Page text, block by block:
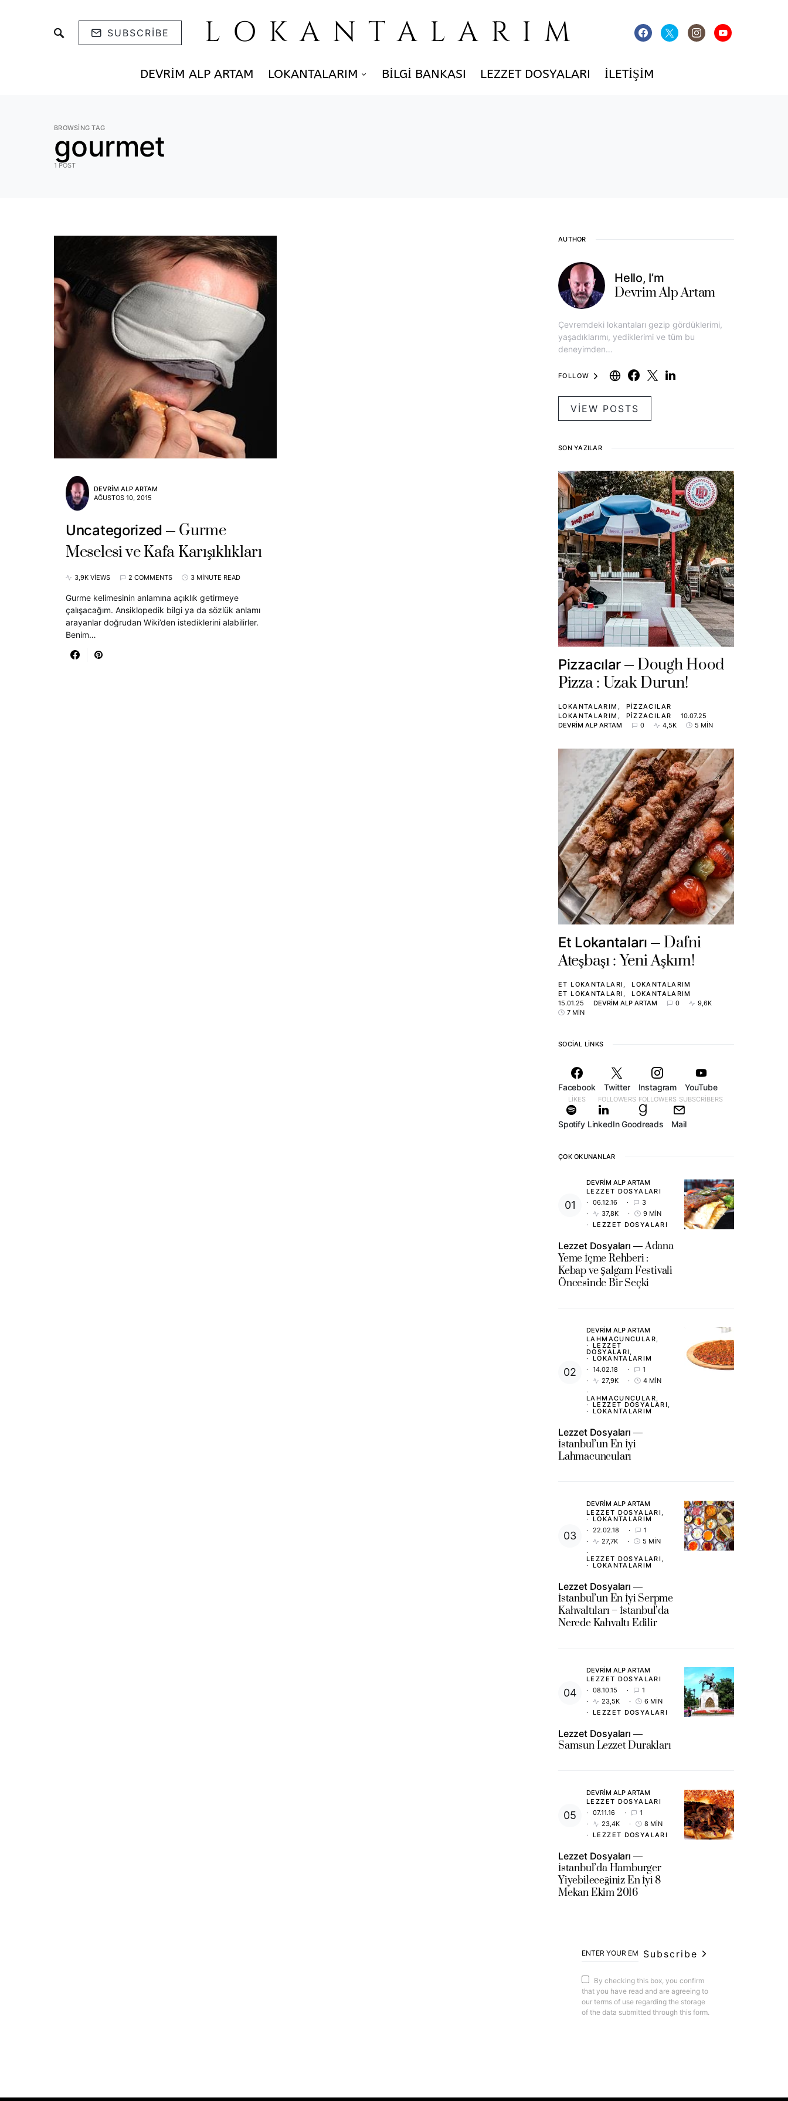
SUBSCRIBE LOKANTALARIM
DEVRIM ALP ARTAM LOKANTALARIM BILGI BANKASI LEZZET DOSYALARI İLETIŞIM
BROWSING TAG
gourmet
1 POST
DEVRIM ALP ARTAM
AĞUSTOS 10, 2015
Uncategorized
Gurme
Meselesi ve Kafa Karışıklıkları
3,9K VIEWS 2 COMMENTS 3 MINUTE READ
Gurme kelimesinin anlamına açıklık getirmeye
çalışacağım. Ansiklopedik bilgi ya da sözlük anlamı
arayanlar doğrudan Wiki’den istediklerini alabilirler.
Benim…
AUTHOR
Hello, I’m
Devrim Alp Artam
Çevremdeki lokantaları gezip gördüklerimi,
yaşadıklarımı, yediklerimi ve tüm bu
deneyimden…
FOLLOW
VIEW POSTS
SON YAZILAR
Pizzacılar
Dough Hood
Pizza : Uzak Durun!
LOKANTALARIM
PIZZACILAR
LOKANTALARIM
PIZZACILAR
10.07.25
DEVRIM ALP ARTAM
0 4,5K 5 MIN
Et Lokantaları
Dafni
Ateşbaşı : Yeni Aşkım!
ET LOKANTALARI
LOKANTALARIM
ET LOKANTALARI
LOKANTALARIM
15.01.25
DEVRIM ALP ARTAM 0
9,6K
7 MIN
SOCIAL LINKS
Facebook
LIKES
Twitter
FOLLOWERS
Instagram
FOLLOWERS
YouTube
SUBSCRIBERS
Spotify LinkedIn Goodreads Mail
ÇOK OKUNANLAR
DEVRIM ALP ARTAM
LEZZET DOSYALARI
06.12.16
3
37,8K
9 MIN
LEZZET DOSYALARI
Lezzet Dosyaları
Adana
Yeme İçme Rehberi :
Kebap ve Şalgam Festivali
Öncesinde Bir Seçki
DEVRIM ALP ARTAM
LAHMACUNCULAR
LEZZET
DOSYALARI
LOKANTALARIM
14.02.18
1
27,9K
4 MIN
LAHMACUNCULAR
LEZZET DOSYALARI
LOKANTALARIM
Lezzet Dosyaları
İstanbul’un En İyi
Lahmacuncuları
DEVRIM ALP ARTAM
LEZZET DOSYALARI
LOKANTALARIM
22.02.18
1
27,7K
5 MIN
LEZZET DOSYALARI
LOKANTALARIM
Lezzet Dosyaları
İstanbul’un En İyi Serpme
Kahvaltıları – İstanbul’da
Nerede Kahvaltı Edilir
DEVRIM ALP ARTAM
LEZZET DOSYALARI
08.10.15
1
23,5K
6 MIN
LEZZET DOSYALARI
Lezzet Dosyaları
Samsun Lezzet Durakları
DEVRIM ALP ARTAM
LEZZET DOSYALARI
07.11.16
1
23,4K
8 MIN
LEZZET DOSYALARI
Lezzet Dosyaları
İstanbul’da Hamburger
Yiyebileceğiniz En İyi 8
Mekan Ekim 2016
Subscribe
By checking this box, you confirm
that you have read and are agreeing to
our terms of use regarding the storage
of the data submitted through this form.